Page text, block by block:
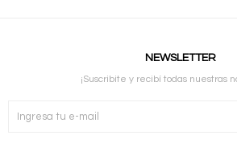
NEWSLETTER
¡Suscribite y recibí todas nuestras